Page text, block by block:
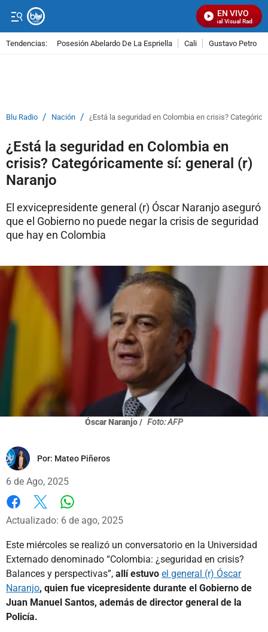
EN VIVO
Señal Visual Radio
Tendencias: Posesión Abelardo De La Espriella Cali Gustavo Petro
Blu Radio / Nación / ¿Está la seguridad en Colombia en crisis?
¿Está la seguridad en Colombia en
crisis? Categóricamente sí: general (r)
Naranjo
El exvicepresidente general (r) Óscar Naranjo aseguró
que el Gobierno no puede negar la crisis de seguridad
que hay en Colombia
Óscar Naranjo / Foto: AFP
Por: Mateo Piñeros
6 de Ago, 2025
Facebook
X
Actualizado: 6 de ago, 2025
Este miércoles se realizó un conversatorio en la Universidad
Externado denominado “Colombia: ¿seguridad en crisis?
Balances y perspectivas”, allí estuvo el general (r) Óscar
Naranjo, quien fue vicepresidente durante el Gobierno de
Juan Manuel Santos, además de director general de la
Policía.